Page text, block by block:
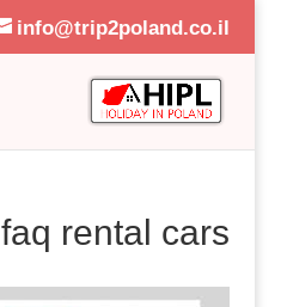
info@trip2poland.co.il
faq rental cars